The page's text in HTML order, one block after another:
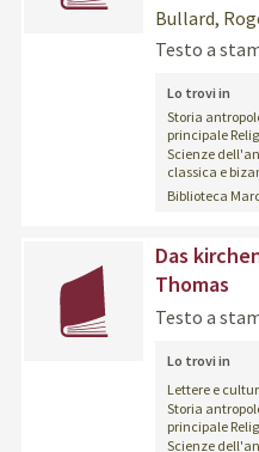
Bullard,
Testo a
Lo trovi in
Storia
principale
Scienze
classica e
Biblioteca
Das
Thomas
Testo a
Lo trovi in
Lettere e
Storia
principale
Scienze